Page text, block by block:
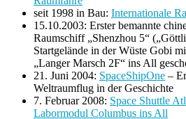
seit 1998 in Bau: Internationale
15.10.2003: Erster bemannte
Raumschiff „Shenzhou 5“
Startgelände in der Wüste Gobi
„Langer Marsch 2F“ ins All
21. Juni 2004: SpaceShipOne –
Weltraumflug in der Geschichte
7. Februar 2008: Space Shuttle
Labormodul Columbus ins All